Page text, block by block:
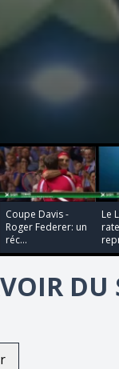
Coupe Davis -
Roger Federer: un
réc...
Le
DU